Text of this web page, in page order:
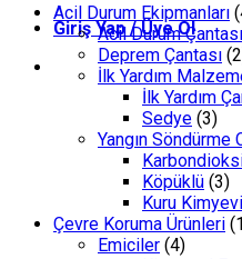
Giriş Yap / Üye Ol
Acil Durum Ekipmanları
Acil Durum Çantası
Deprem Çantası
İlk Yardım
İlk Yardım
Sedye (3)
Yangın Söndürme
Köpüklü (3)
Kuru
Çevre Koruma Ürünleri
Emiciler (4)